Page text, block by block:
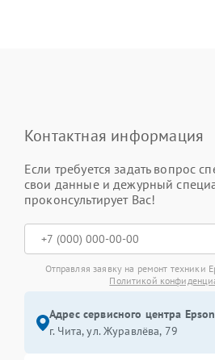
Контактная информация
Если требуется задать вопрос
свои данные и дежурный
проконсультирует Вас!
Отправляя заявку на ремонт техники
Политикой
Адрес сервисного центра
г. Чита, ул. Журавлёва, 79